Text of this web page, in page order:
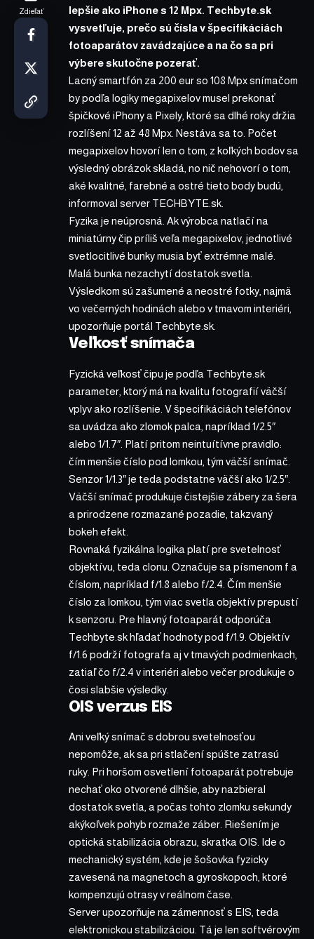
Zdieľať
lepšie ako iPhone s 12 Mpx. Techbyte.sk
vysvetľuje, prečo sú čísla v špecifikáciách
fotoaparátov zavádzajúce a na čo sa pri
výbere skutočne pozerať.
Lacný smartfón za 200 eur so 108 Mpx snímačom
by podľa logiky megapixelov musel prekonať
špičkové iPhony a Pixely, ktoré sa dlhé roky držia
rozlíšení 12 až 48 Mpx. Nestáva sa to. Počet
megapixelov hovorí len o tom, z koľkých bodov sa
výsledný obrázok skladá, no nič nehovorí o tom,
aké kvalitné, farebné a ostré tieto body budú,
informoval server TECHBYTE.sk.
Fyzika je neúprosná. Ak výrobca natlačí na
miniatúrny čip príliš veľa megapixelov, jednotlivé
svetlocitlivé bunky musia byť extrémne malé.
Malá bunka nezachytí dostatok svetla.
Výsledkom sú zašumené a neostré fotky, najmä
vo večerných hodinách alebo v tmavom interiéri,
upozorňuje portál Techbyte.sk.
Veľkosť snímača
Fyzická veľkosť čipu je podľa Techbyte.sk
parameter, ktorý má na kvalitu fotografií väčší
vplyv ako rozlíšenie. V špecifikáciách telefónov
sa uvádza ako zlomok palca, napríklad 1/2.5″
alebo 1/1.7″. Platí pritom neintuítívne pravidlo:
čím menšie číslo pod lomkou, tým väčší snímač.
Senzor 1/1.3″ je teda podstatne väčší ako 1/2.5″.
Väčší snímač produkuje čistejšie zábery za šera
a prirodzene rozmazané pozadie, takzvaný
bokeh efekt.
Rovnaká fyzikálna logika platí pre svetelnosť
objektívu, teda clonu. Označuje sa písmenom f a
číslom, napríklad f/1.8 alebo f/2.4. Čím menšie
číslo za lomkou, tým viac svetla objektív prepustí
k senzoru. Pre hlavný fotoaparát odporúča
Techbyte.sk hľadať hodnoty pod f/1.9. Objektív
f/1.6 podrží fotografa aj v tmavých podmienkach,
zatiaľ čo f/2.4 v interiéri alebo večer produkuje o
čosi slabšie výsledky.
OIS verzus EIS
Ani veľký snímač s dobrou svetelnosťou
nepomôže, ak sa pri stlačení spúšte zatrasú
ruky. Pri horšom osvetlení fotoaparát potrebuje
nechať oko otvorené dlhšie, aby nazbieral
dostatok svetla, a počas tohto zlomku sekundy
akýkoľvek pohyb rozmaže záber. Riešením je
optická stabilizácia obrazu, skratka OIS. Ide o
mechanický systém, kde je šošovka fyzicky
zavesená na magnetoch a gyroskopoch, ktoré
kompenzujú otrasy v reálnom čase.
Server upozorňuje na zámennosť s EIS, teda
elektronickou stabilizáciou. Tá je len softvérovým